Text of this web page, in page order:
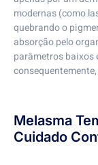
modernas (como
quebrando o
absorção pelo
parâmetros baixos
Melasma
Cuidado